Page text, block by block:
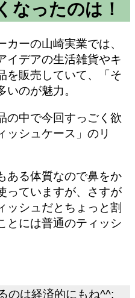
なったのは！
ーの山崎実業では、
イデアの生活雑貨やキ
を販売していて、「そ
のが魅力。
の中で今回すっごく欲
ッシュケース」のリ
ある体質なので鼻をか
っていますが、さすが
ッシュだとちょっと割
とには普通のティッシ
のは経済的にもね^^;